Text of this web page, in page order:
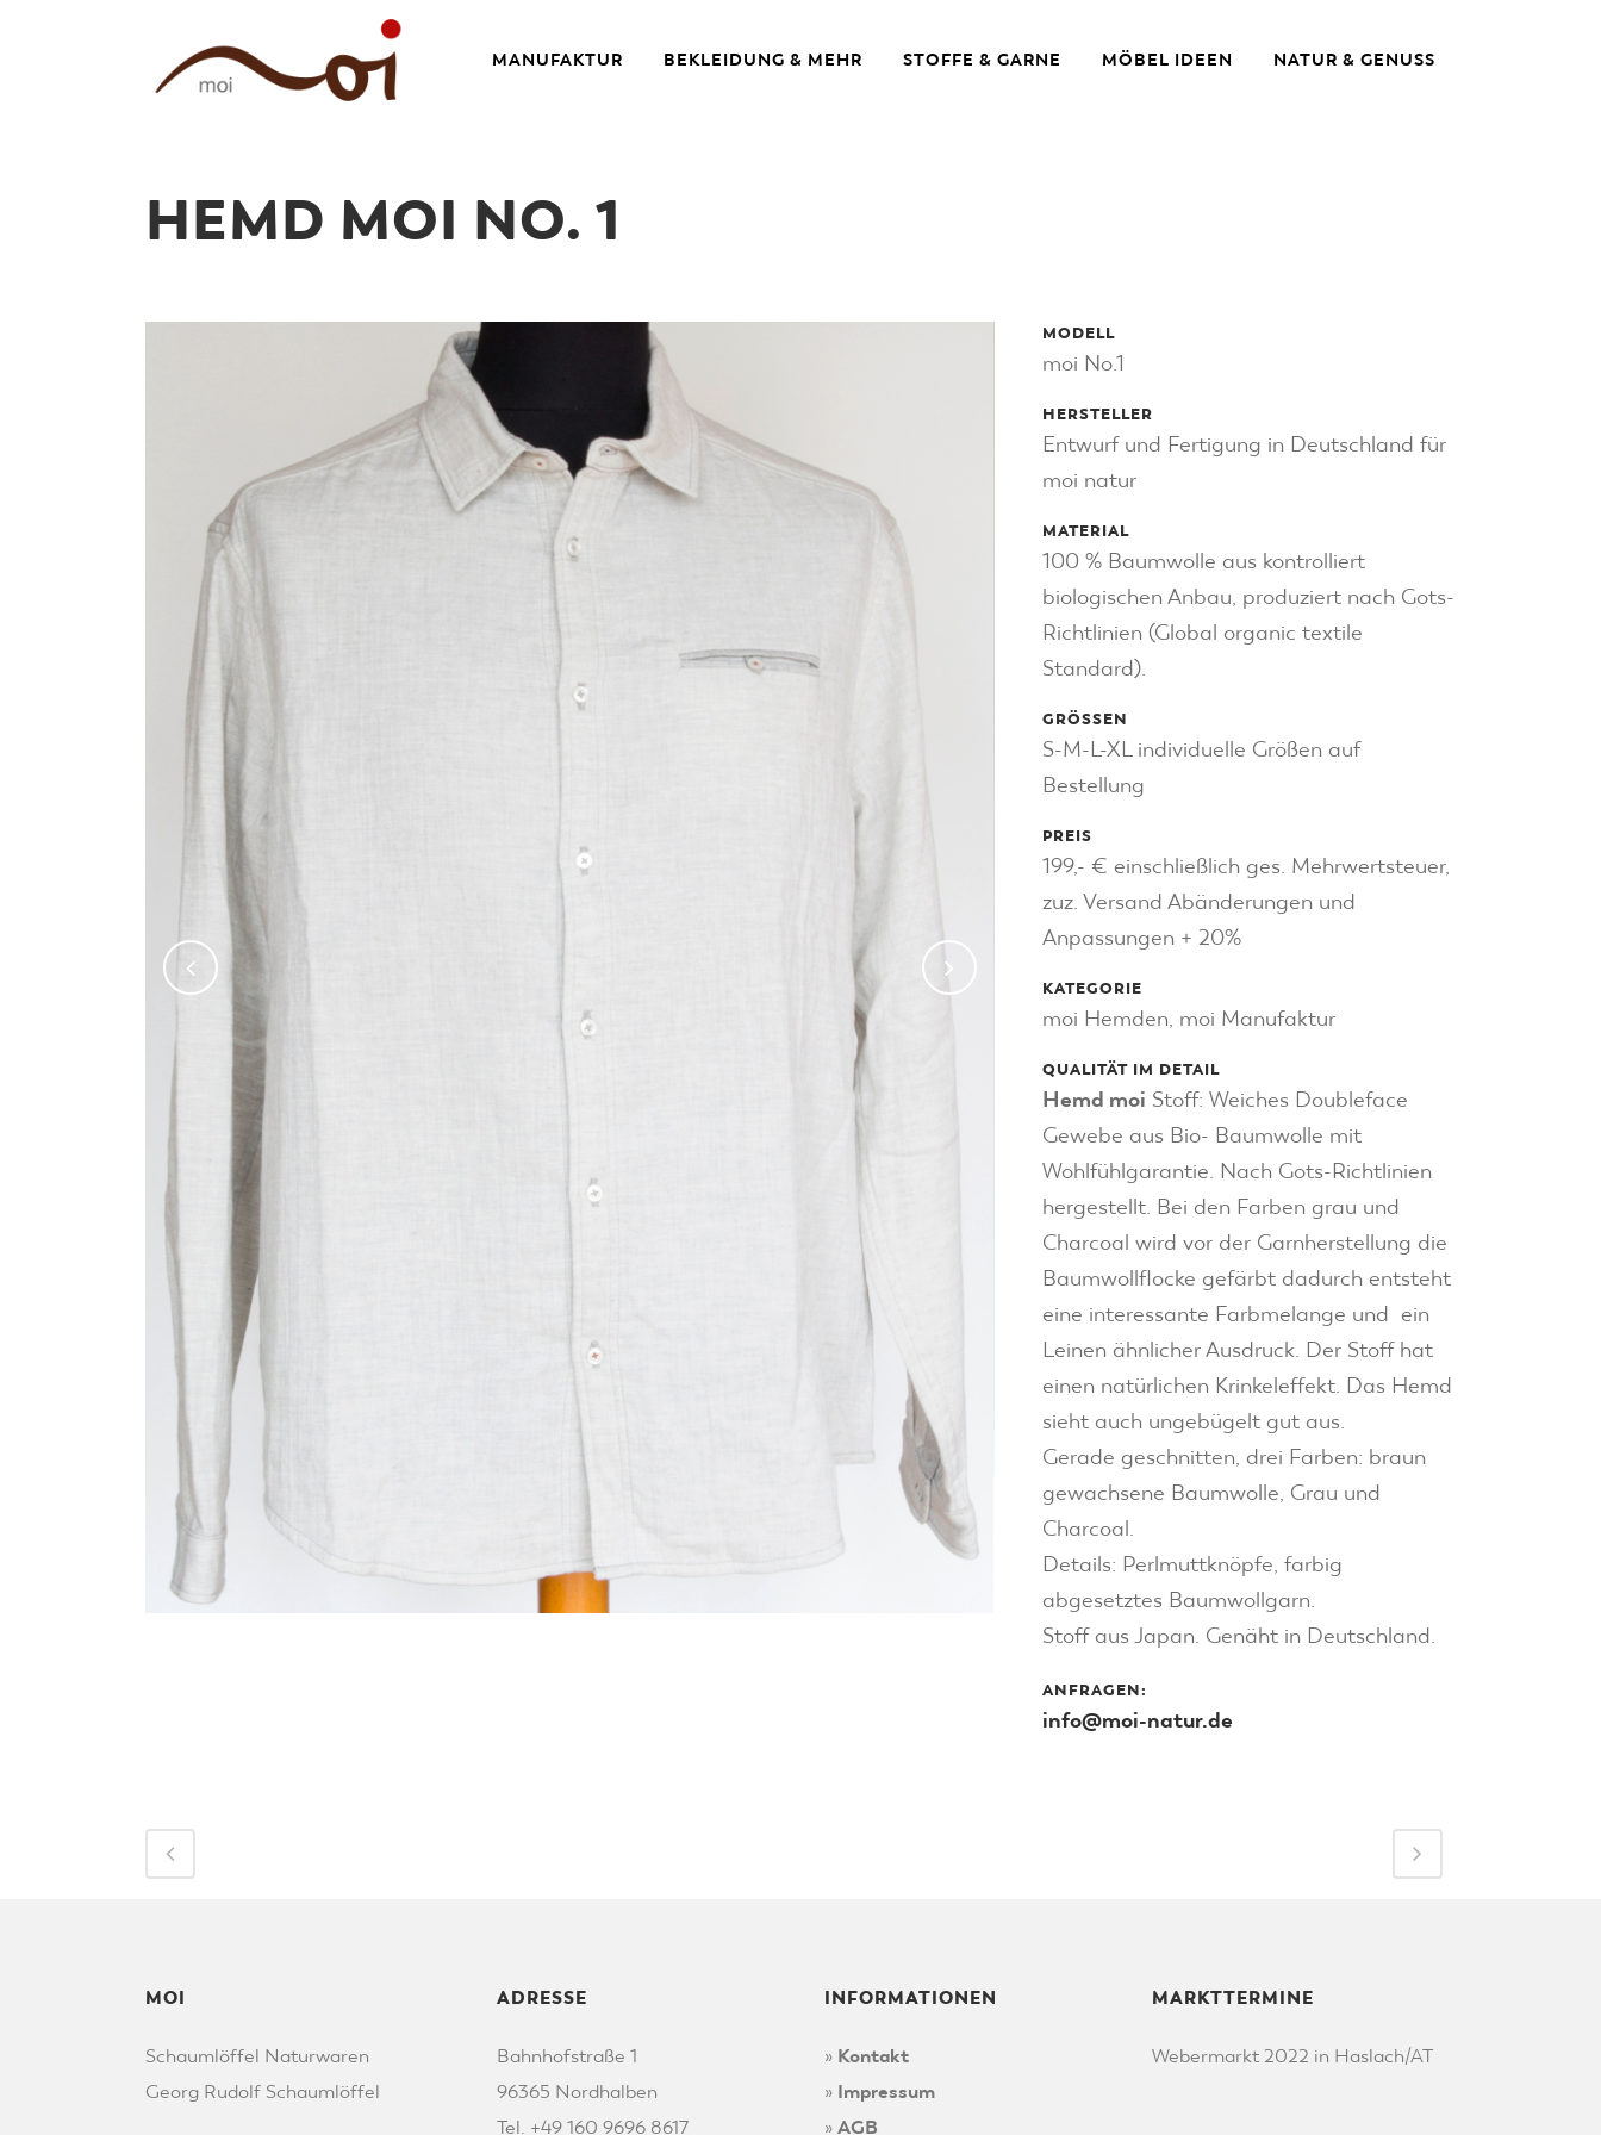
MANUFAKTUR BEKLEIDUNG & MEHR STOFFE & GARNE MÖBEL IDEEN NATUR & GENUSS
HEMD MOI NO. 1
MODELL
moi No.1
HERSTELLER
Entwurf und Fertigung in Deutschland für
moi natur
MATERIAL
100 % Baumwolle aus kontrolliert
biologischen Anbau, produziert nach Gots-
Richtlinien (Global organic textile
Standard).
GRÖSSEN
S-M-L-XL individuelle Größen auf
Bestellung
PREIS
199,- € einschließlich ges. Mehrwertsteuer,
zuz. Versand Abänderungen und
Anpassungen + 20%
KATEGORIE
moi Hemden, moi Manufaktur
QUALITÄT IM DETAIL
Hemd moi Stoff: Weiches Doubleface
Gewebe aus Bio- Baumwolle mit
Wohlfühlgarantie. Nach Gots-Richtlinien
hergestellt. Bei den Farben grau und
Charcoal wird vor der Garnherstellung die
Baumwollflocke gefärbt dadurch entsteht
eine interessante Farbmelange und ein
Leinen ähnlicher Ausdruck. Der Stoff hat
einen natürlichen Krinkeleffekt. Das Hemd
sieht auch ungebügelt gut aus.
Gerade geschnitten, drei Farben: braun
gewachsene Baumwolle, Grau und
Charcoal.
Details: Perlmuttknöpfe, farbig
abgesetztes Baumwollgarn.
Stoff aus Japan. Genäht in Deutschland.
ANFRAGEN:
info@moi-natur.de
MOI
Schaumlöffel Naturwaren
Georg Rudolf Schaumlöffel
ADRESSE
Bahnhofstraße 1
96365 Nordhalben
Tel. +49 160 9696 8617
INFORMATIONEN
» Kontakt
» Impressum
»AGB
MARKTTERMINE
Webermarkt 2022 in Haslach/AT